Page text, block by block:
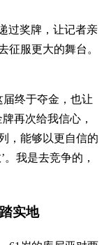
过奖牌，让记者亲
征服更大的舞台。
届终于夺金，也让
再次给我信心，
，能够以更自信的
我是去竞争的，
实地